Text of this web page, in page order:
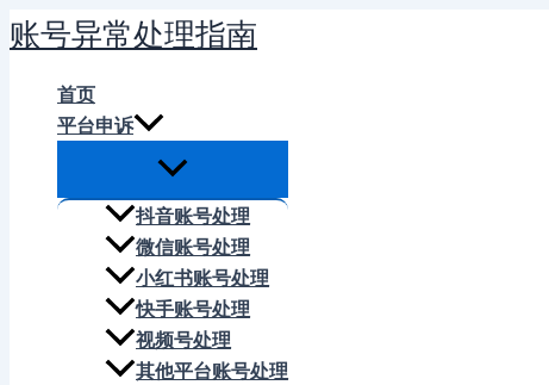
跳
至
账号异常处理指南
首页
平台申诉
抖音账号处理
微信账号处理
小红书账号处理
快手账号处理
视频号处理
其他平台账号处理